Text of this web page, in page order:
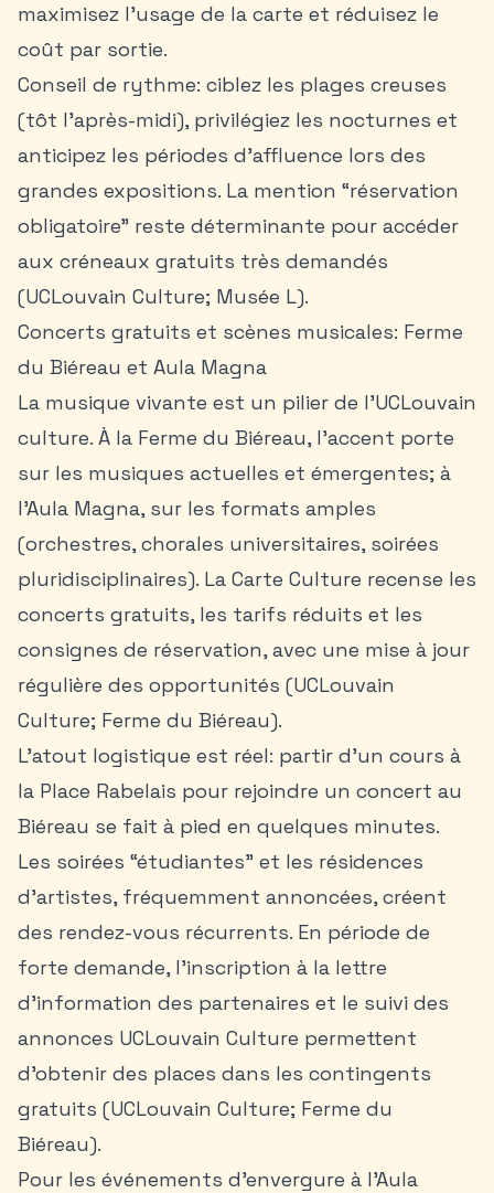
maximisez l’usage de la carte et réduisez le
coût par sortie.
Conseil de rythme: ciblez les plages creuses
(tôt l’après-midi), privilégiez les nocturnes et
anticipez les périodes d’affluence lors des
grandes expositions. La mention “réservation
obligatoire” reste déterminante pour accéder
aux créneaux gratuits très demandés
(UCLouvain Culture; Musée L).
Concerts gratuits et scènes musicales: Ferme
du Biéreau et Aula Magna
La musique vivante est un pilier de l’UCLouvain
culture. À la Ferme du Biéreau, l’accent porte
sur les musiques actuelles et émergentes; à
l’Aula Magna, sur les formats amples
(orchestres, chorales universitaires, soirées
pluridisciplinaires). La Carte Culture recense les
concerts gratuits, les tarifs réduits et les
consignes de réservation, avec une mise à jour
régulière des opportunités (UCLouvain
Culture; Ferme du Biéreau).
L’atout logistique est réel: partir d’un cours à
la Place Rabelais pour rejoindre un concert au
Biéreau se fait à pied en quelques minutes.
Les soirées “étudiantes” et les résidences
d’artistes, fréquemment annoncées, créent
des rendez-vous récurrents. En période de
forte demande, l’inscription à la lettre
d’information des partenaires et le suivi des
annonces UCLouvain Culture permettent
d’obtenir des places dans les contingents
gratuits (UCLouvain Culture; Ferme du
Biéreau).
Pour les événements d’envergure à l’Aula